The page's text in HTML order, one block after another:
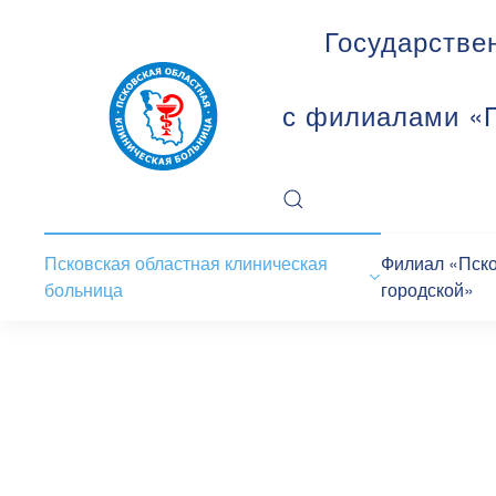
с филиалами
Псковская областная клиническая
больница
Филиал
городской»